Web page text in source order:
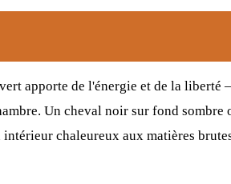
apporte de l'énergie et de la
Un cheval noir sur fond sombre
chaleureux aux matières